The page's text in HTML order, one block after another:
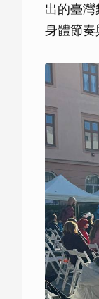
出的臺
身體節奏